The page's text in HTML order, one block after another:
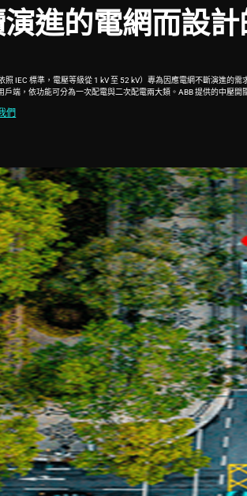
演進的電網而設
依照 IEC 標準，電壓等級從 1 kV 至 52 kV）專為因應電網不斷演進
戶端，依功能可分為一次配電與二次配電兩大類。ABB 提供的中壓
們